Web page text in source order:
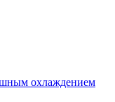
охлаждением